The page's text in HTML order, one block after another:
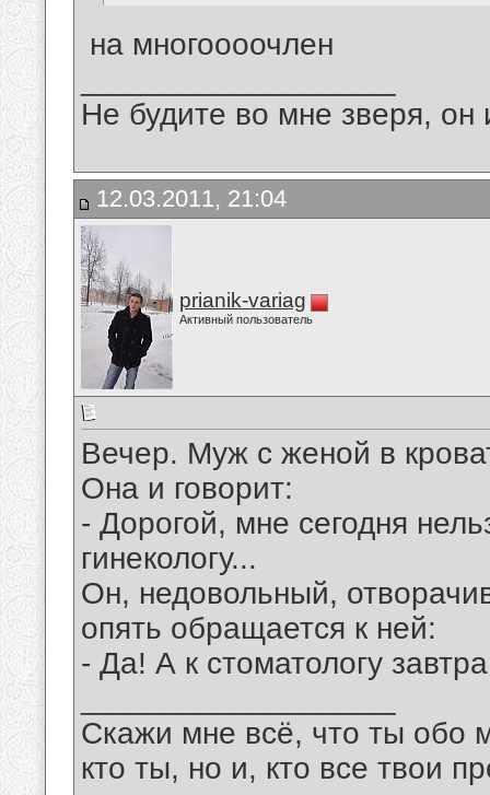
на многоооочлен
Не будите во мне зверя, он
12.03.2011, 21:04
prianik-variag
Активный пользователь
Вечер. Муж с женой в
Она и говорит:
- Дорогой, мне сегодня
гинекологу...
Он, недовольный,
опять обращается к ней:
- Да! А к стоматологу
Скажи мне всё, что ты обо
кто ты, но и, кто все твои